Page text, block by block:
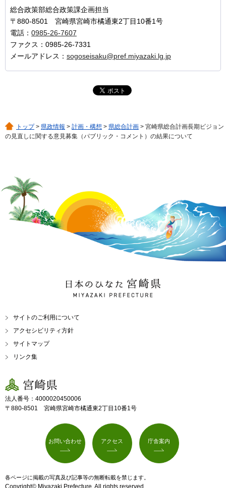
総合政策部総合政策課企画担当
〒880-8501 宮崎県宮崎市橘通東2丁目10番1号
電話： 0985-26-7607
ファクス：0985-26-7331
メールアドレス： sogoseisaku@pref.miyazaki.lg.jp
トップ> 県政情報 > 計画・構想 > 県総合計画 > 宮崎県総合計画長期ビジョン
の見直しに関する意見募集（パブリック・コメント）の結果について
日本のひなた 宮崎県
MIYAZAKI PREFECTURE
サイトのご利用について
アクセシビリティ方針
サイトマップ
リンク集
宮崎県
法人番号：4000020450006
〒880-8501 宮崎県宮崎市橘通東2丁目10番1号
お問い合わせ アクセス 庁舎案内
各ページに掲載の写真及び記事等の無断転載を禁じます。
Copyright© Miyazaki Prefecture. All rights reserved.